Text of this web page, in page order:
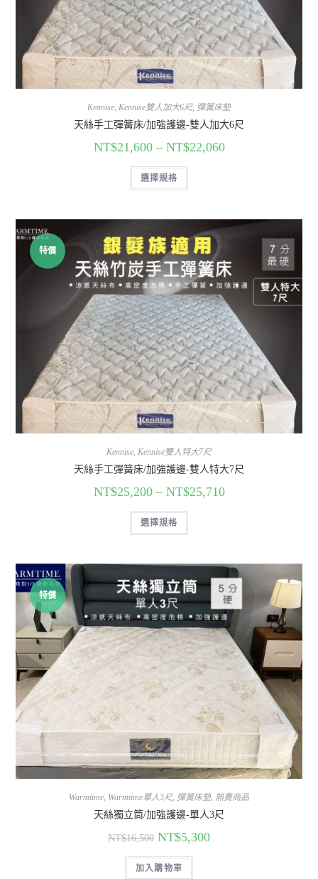
Kennise Kennise雙人加大6尺, 彈簧床墊
天絲手工彈簧床/加強護邊-雙人加大6尺
NT$21,600– NT$22,060
選擇規格
特價
Kennise, Kennise雙人特大7尺
天絲手工彈簧床/加強護邊-雙人特大7尺
NT$25,200– NT$25,710
選擇規格
特價
Warmtime, Warmtime單人3尺, 彈簧床墊, 熱賣商品
天絲獨立筒/加強護邊-單人3尺
NT$16,500 NT$5,300
加入購物車